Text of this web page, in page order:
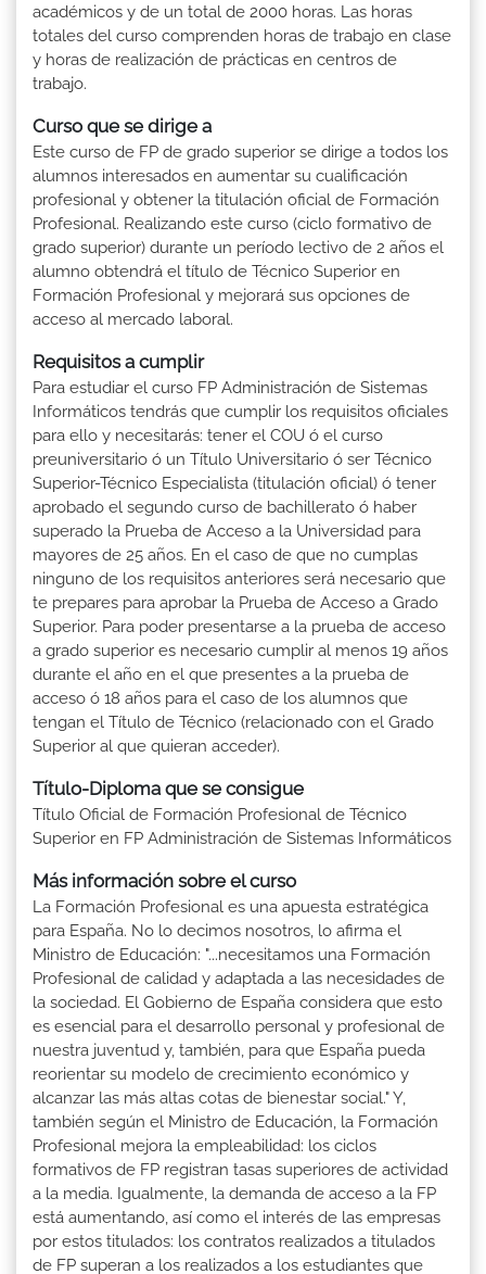
académicos y de un total de 2000 horas. Las horas
totales del curso comprenden horas de trabajo en clase
y horas de realización de prácticas en centros de
trabajo.
Curso que se dirige a
Este curso de FP de grado superior se dirige a todos los
alumnos interesados en aumentar su cualificación
profesional y obtener la titulación oficial de Formación
Profesional. Realizando este curso (ciclo formativo de
grado superior) durante un período lectivo de 2 años el
alumno obtendrá el título de Técnico Superior en
Formación Profesional y mejorará sus opciones de
acceso al mercado laboral.
Requisitos a cumplir
Para estudiar el curso FP Administración de Sistemas
Informáticos tendrás que cumplir los requisitos oficiales
para ello y necesitarás: tener el COU ó el curso
preuniversitario ó un Título Universitario ó ser Técnico
Superior-Técnico Especialista (titulación oficial) ó tener
aprobado el segundo curso de bachillerato ó haber
superado la Prueba de Acceso a la Universidad para
mayores de 25 años. En el caso de que no cumplas
ninguno de los requisitos anteriores será necesario que
te prepares para aprobar la Prueba de Acceso a Grado
Superior. Para poder presentarse a la prueba de acceso
a grado superior es necesario cumplir al menos 19 años
durante el año en el que presentes a la prueba de
acceso ó 18 años para el caso de los alumnos que
tengan el Título de Técnico (relacionado con el Grado
Superior al que quieran acceder).
Título-Diploma que se consigue
Título Oficial de Formación Profesional de Técnico
Superior en FP Administración de Sistemas Informáticos
Más información sobre el curso
La Formación Profesional es una apuesta estratégica
para España. No lo decimos nosotros, lo afirma el
Ministro de Educación: "...necesitamos una Formación
Profesional de calidad y adaptada a las necesidades de
la sociedad. El Gobierno de España considera que esto
es esencial para el desarrollo personal y profesional de
nuestra juventud y, también, para que España pueda
reorientar su modelo de crecimiento económico y
alcanzar las más altas cotas de bienestar social." Y,
también según el Ministro de Educación, la Formación
Profesional mejora la empleabilidad: los ciclos
formativos de FP registran tasas superiores de actividad
a la media. Igualmente, la demanda de acceso a la FP
está aumentando, así como el interés de las empresas
por estos titulados: los contratos realizados a titulados
de FP superan a los realizados a los estudiantes que